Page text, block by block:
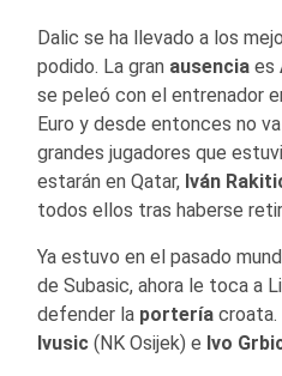
Dalic se ha llevado a los
podido. La gran ausencia es
se peleó con el entrenador
Euro y desde entonces no
grandes jugadores que
estarán en Qatar, Iván
todos ellos tras haberse
Ya estuvo en el pasado
de Subasic, ahora le toca a
defender la portería croata.
Ivusic (NK Osijek) e Ivo